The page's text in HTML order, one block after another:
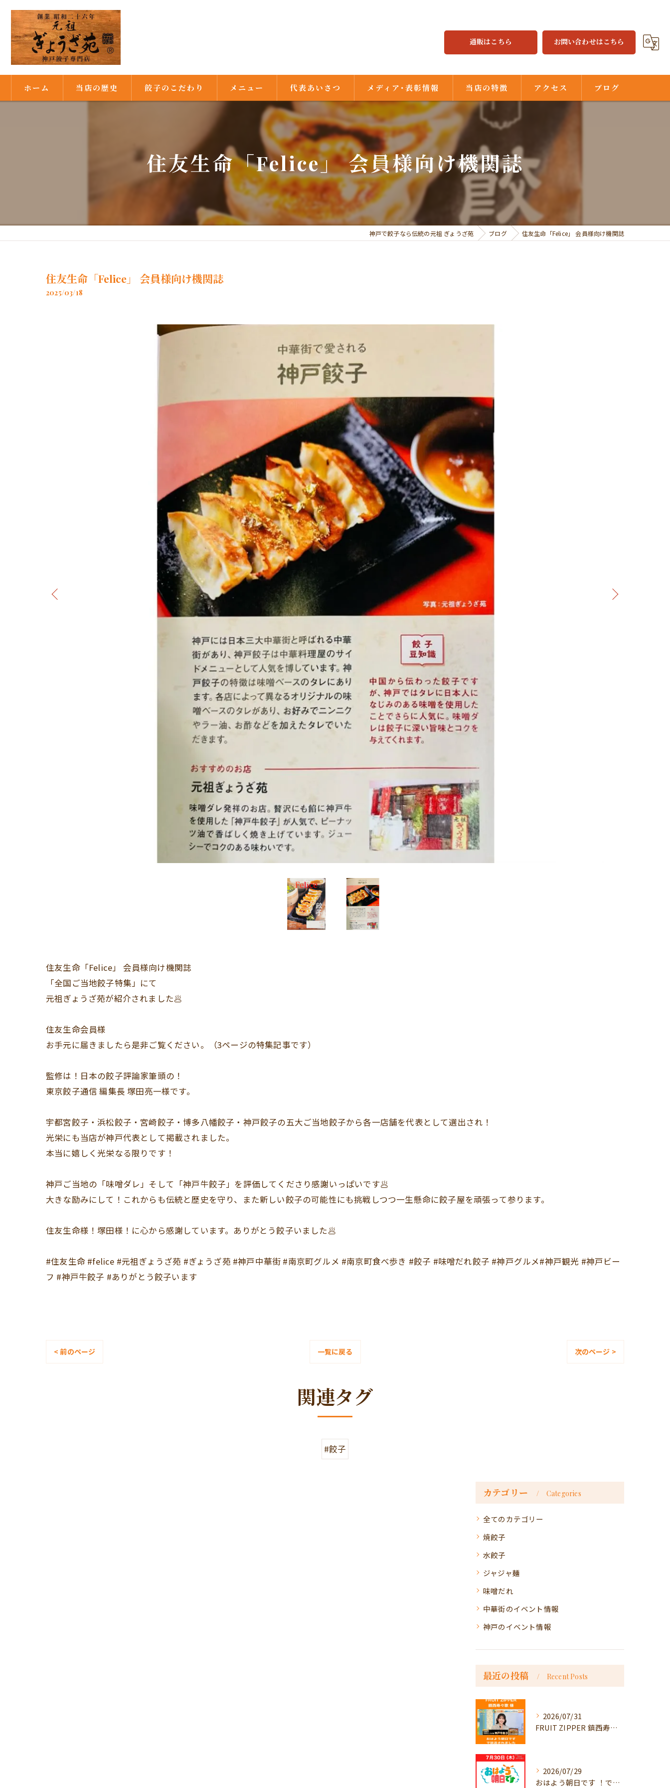
通販はこちら お問い合わせはこちら
ホーム 当店の歴史
神戸牛使用の餡
餃子のこだわり メニュー 代表あいさつ メディア･表彰情報 当店の特徴
焼餃子
水餃子
ジャジャ麺
味噌だれ
中華街
アクセス ブログ
住友生命「Felice」 会員様向け機関誌
神戸で餃子なら伝統の元祖 ぎょうざ苑 ブログ 住友生命「Felice」 会員様向け機関誌
住友生命「Felice」 会員様向け機関誌
2025/03/18
住友生命「Felice」 会員様向け機関誌
「全国ご当地餃子特集」にて
元祖ぎょうざ苑が紹介されました🥟
住友生命会員様
お手元に届きましたら是非ご覧ください。（3ページの特集記事です）
監修は！日本の餃子評論家筆頭の！
東京餃子通信 編集長 塚田亮一様です。
宇都宮餃子・浜松餃子・宮崎餃子・博多八幡餃子・神戸餃子の五大ご当地餃子から各一店舗を代表として選出され！
光栄にも当店が神戸代表として掲載されました。
本当に嬉しく光栄なる限りです！
神戸ご当地の「味噌ダレ」そして「神戸牛餃子」を評価してくださり感謝いっぱいです🥟
大きな励みにして！これからも伝統と歴史を守り、また新しい餃子の可能性にも挑戦しつつ一生懸命に餃子屋を頑張って参ります。
住友生命様！塚田様！に心から感謝しています。ありがとう餃子いました🥟
#住友生命 #felice #元祖ぎょうざ苑 #ぎょうざ苑 #神戸中華街 #南京町グルメ #南京町食べ歩き #餃子 #味噌だれ餃子 #神戸グルメ#神戸観光 #神戸ビー
フ #神戸牛餃子 #ありがとう餃子います
< 前のページ 一覧に戻る 次のページ >
関連タグ
#餃子
カテゴリー Categories
全てのカテゴリー
焼餃子
水餃子
ジャジャ麺
味噌だれ
中華街のイベント情報
神戸のイベント情報
最近の投稿 Recent Posts
2026/07/31
FRUIT ZIPPER 鎮西寿々歌様が！
2026/07/29
おはよう朝日です ！で放送